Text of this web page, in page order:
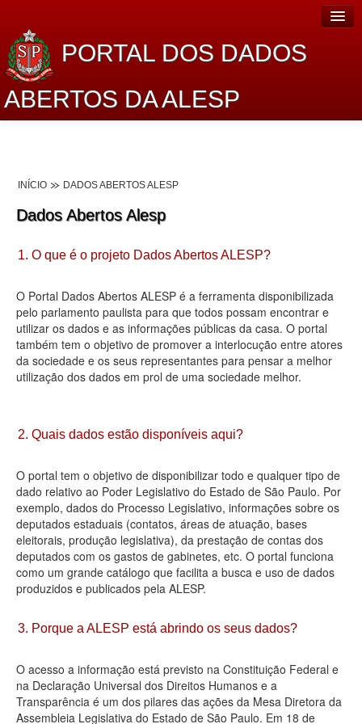
PORTAL DOS DADOS
ABERTOS DA ALESP
Lei de Acesso à Informação
Dados Governamentais Abertos
Planejamento
Catálogo de dados
Processo Legislativo
Deputados Estaduais
Agenda
Perguntas frequentes
Contato
INÍCIO DADOS ABERTOS ALESP
Dados Abertos Alesp
1. O que é o projeto Dados Abertos ALESP?
O Portal Dados Abertos ALESP é a ferramenta disponibilizada
pelo parlamento paulista para que todos possam encontrar e
utilizar os dados e as informações públicas da casa. O portal
também tem o objetivo de promover a interlocução entre atores
da sociedade e os seus representantes para pensar a melhor
utilização dos dados em prol de uma sociedade melhor.
2. Quais dados estão disponíveis aqui?
O portal tem o objetivo de disponibilizar todo e qualquer tipo de
dado relativo ao Poder Legislativo do Estado de São Paulo. Por
exemplo, dados do Processo Legislativo, informações sobre os
deputados estaduais (contatos, áreas de atuação, bases
eleitorais, produção legislativa), da prestação de contas dos
deputados com os gastos de gabinetes, etc. O portal funciona
como um grande catálogo que facilita a busca e uso de dados
produzidos e publicados pela ALESP.
3. Porque a ALESP está abrindo os seus dados?
O acesso a informação está previsto na Constituição Federal e
na Declaração Universal dos Direitos Humanos e a
Transparência é um dos pilares das ações da Mesa Diretora da
Assembleia Legislativa do Estado de São Paulo. Em 18 de